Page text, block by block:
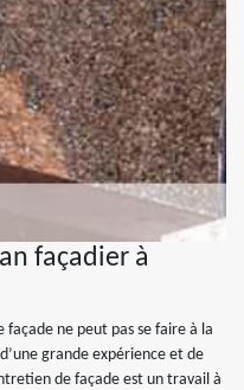
façadier à
ne peut pas se faire à la
grande expérience et de
de façade est un travail à